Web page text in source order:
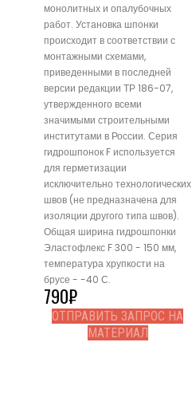
монолитных и опалубочных
работ. Установка шпонки
происходит в соответствии с
монтажными схемами,
приведенными в последней
версии редакции ТР 186-07,
утвержденного всеми
значимыми строительными
институтами в России. Серия
гидрошпонок F используется
для герметизации
исключительно технологических
швов (не предназначена для
изоляции другого типа швов).
Общая ширина гидрошпонки
Эластофлекс F 300 - 150 мм,
температура хрупкости на
брусе - -40 С.
790₽
ОТПРАВИТЬ ЗАПРОС НА
МАТЕРИАЛ